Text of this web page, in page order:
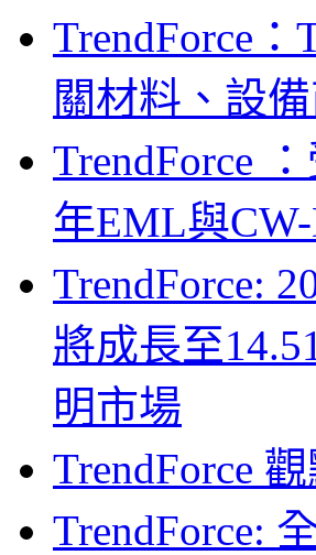
TrendForce
關材料、設備
TrendForce
年EML與
TrendForce:
將成長至
明市場
TrendForce
TrendForce: